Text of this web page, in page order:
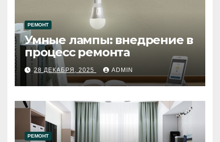
РЕМОНТ
Умные лампы: внедрение в
процесс ремонта
28 ДЕКАБРЯ, 2025 ADMIN
РЕМОНТ